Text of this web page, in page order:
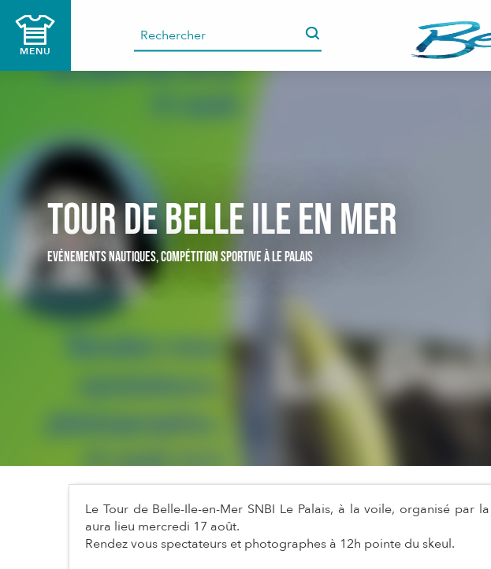
contenu
MENU
Tour de Belle Ile en Mer
EVÉNEMENTS NAUTIQUES,COMPÉTITION SPORTIVEÀ LE PALAIS
Le Tour de Belle-Ile-en-Mer SNBI Le Palais, à la voile, organisé par
aura lieu mercredi 17 août.
Rendez vous spectateurs et photographes à 12h pointe du skeul.